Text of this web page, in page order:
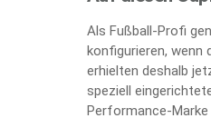
Als Fußball-Profi
konfigurieren, wenn
erhielten deshalb
speziell
Performance-